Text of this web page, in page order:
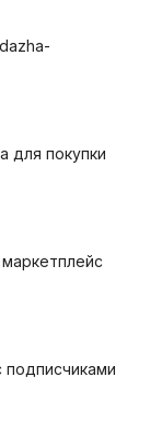
для покупки
маркетплейс
подписчиками